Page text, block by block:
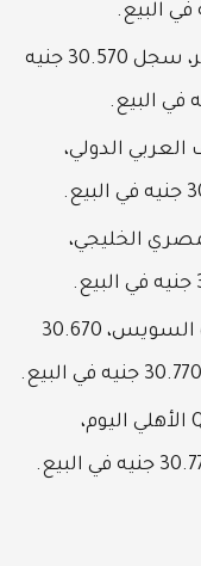
يسجل سعر الدولار في بنك مصر، سجل 30.570 جنيه
الدولي،
الخليجي،
يسجل سعر الدولار في بنك قناة السويس، 30.670
30.770 جنيه في البيع.
يسجل سعر الدولار، في بنك QNB الأهلي اليوم،